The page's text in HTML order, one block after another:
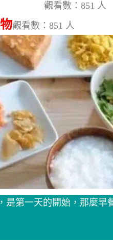
觀看數：851 人
觀看數：851 人
是第一天的開始，那麼早